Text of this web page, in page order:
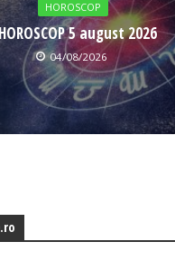
HOROSCOP
HOROSCOP 5 august 2026
04/08/2026